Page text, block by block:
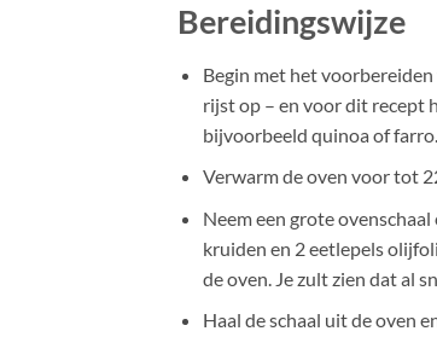
Bereidingswijze
Begin met het
rijst op – en voor dit recept
bijvoorbeeld quinoa of
Verwarm de oven voor tot
Neem een grote
kruiden en 2 eetlepels
de oven. Je zult zien dat al
Haal de schaal uit de oven